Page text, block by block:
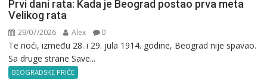
Prvi dani rata: Kada je Beograd postao prva meta
Velikog rata
29/07/2026 Alex 0
Te noći, između 28. i 29. jula 1914. godine, Beograd nije spavao.
Sa druge strane Save...
BEOGRADSKE PRIČE